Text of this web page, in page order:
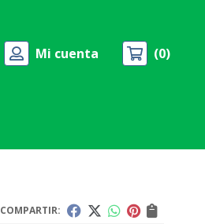
Mi cuenta 0
COMPARTIR: